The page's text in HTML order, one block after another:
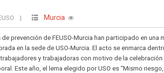
| Murcia
prevención de FEUSO-Murcia han participado en una
en la sede de USO-Murcia. El acto se enmarca
y trabajadoras con motivo de la celebración
Este año, el lema elegido por USO es “Mismo